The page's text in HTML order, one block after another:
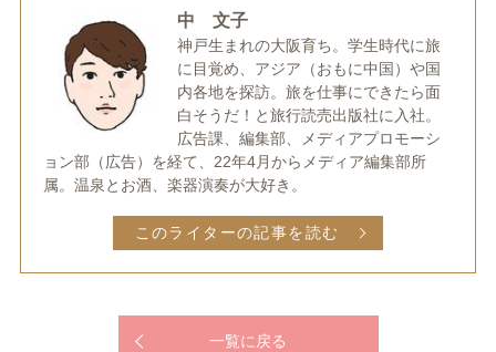
中 文子
神戸生まれの大阪育ち。学生時代に旅
に目覚め、アジア（おもに中国）や国
内各地を探訪。旅を仕事にできたら面
白そうだ！と旅行読売出版社に入社。
広告課、編集部、メディアプロモーシ
ョン部（広告）を経て、22年4月からメディア編集部所
属。温泉とお酒、楽器演奏が大好き。
このライターの記事を読む
一覧に戻る